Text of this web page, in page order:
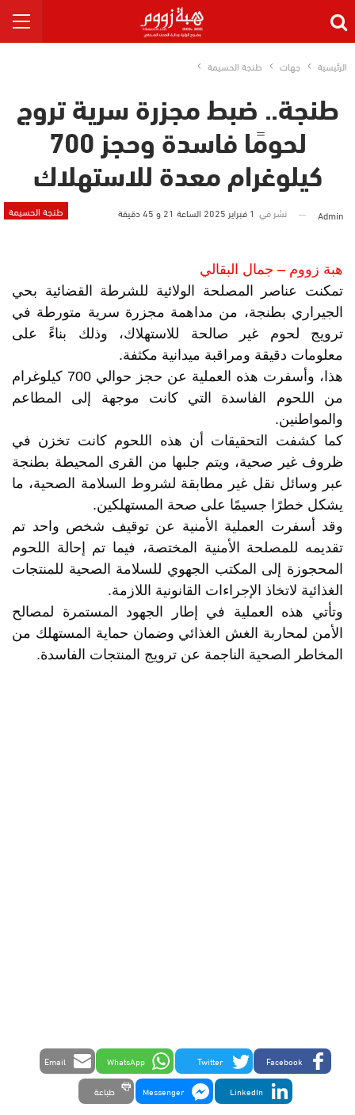
الرئيسية جهات طنجة الحسيمة
طنجة.. ضبط مجزرة سرية تروج
لحومًا فاسدة وحجز 700
كيلوغرام معدة للاستهلاك
طنجة الحسيمة Admin نشر في 1 فبراير 2025 الساعة 21 و 45 دقيقة
هبة زووم – جمال البقالي
تمكنت عناصر المصلحة الولائية للشرطة القضائية بحي
الجيراري بطنجة، من مداهمة مجزرة سرية متورطة في
ترويج لحوم غير صالحة للاستهلاك، وذلك بناءً على
معلومات دقيقة ومراقبة ميدانية مكثفة.
هذا، وأسفرت هذه العملية عن حجز حوالي 700 كيلوغرام
من اللحوم الفاسدة التي كانت موجهة إلى المطاعم
والمواطنين.
كما كشفت التحقيقات أن هذه اللحوم كانت تخزن في
ظروف غير صحية، ويتم جلبها من القرى المحيطة بطنجة
عبر وسائل نقل غير مطابقة لشروط السلامة الصحية، ما
يشكل خطرًا جسيمًا على صحة المستهلكين.
وقد أسفرت العملية الأمنية عن توقيف شخص واحد تم
تقديمه للمصلحة الأمنية المختصة، فيما تم إحالة اللحوم
المحجوزة إلى المكتب الجهوي للسلامة الصحية للمنتجات
الغذائية لاتخاذ الإجراءات القانونية اللازمة.
وتأتي هذه العملية في إطار الجهود المستمرة لمصالح
الأمن لمحاربة الغش الغذائي وضمان حماية المستهلك من
المخاطر الصحية الناجمة عن ترويج المنتجات الفاسدة.
Facebook
Twitter
WhatsApp
Email
LinkedIn
Messenger طباعة